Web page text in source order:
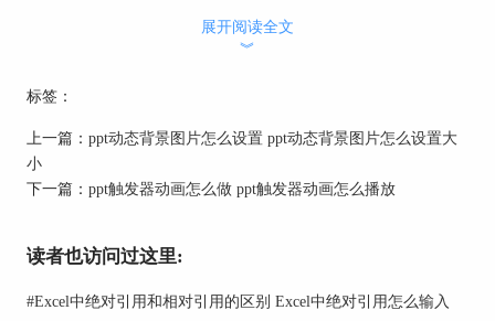
2.选中图片鼠标右键选择“设置图片格式”选项，在
弹出的界面中就可设置此图片的透明度了，另外图
展开阅读全文
︾
标签：
上一篇： ppt动态背景图片怎么设置 ppt动态背景图片怎么设置大
小
下一篇： ppt触发器动画怎么做 ppt触发器动画怎么播放
读者也访问过这里:
#Excel中绝对引用和相对引用的区别 Excel中绝对引用怎么输入